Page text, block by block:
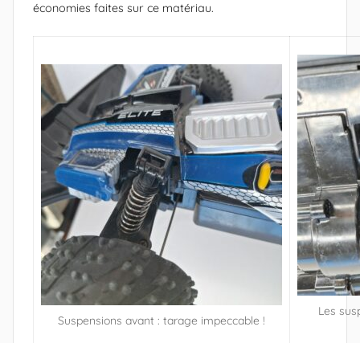
économies faites sur ce matériau.
Suspensions avant : tarage impeccable !
Les